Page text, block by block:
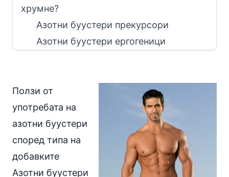
хрумне?
Азотни буустери прекурсори
Азотни буустери ергогеници
Ползи от
употребата на
азотни буустери
според типа на
добавките
Азотни буустери